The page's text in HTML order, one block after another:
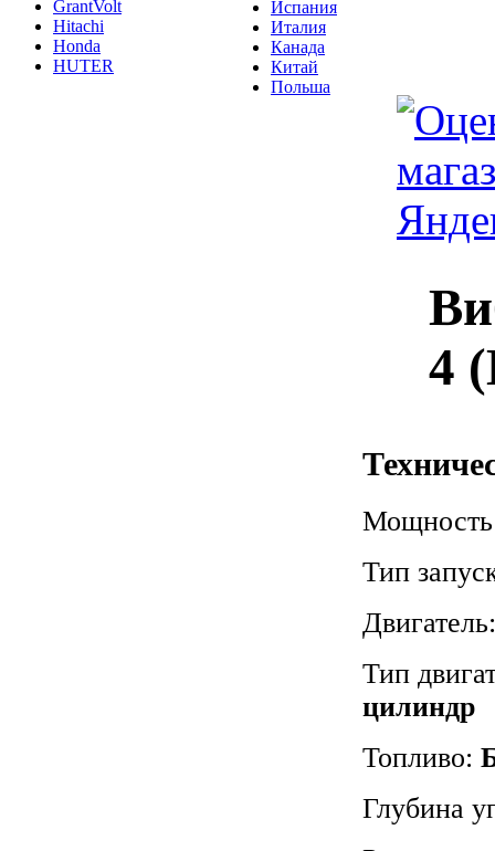
GrantVolt
Hitachi
Honda
HUTER
Испания
Италия
Канада
Китай
Польша
4
Тип
Тип
цилиндр
Топливо:
Глубина